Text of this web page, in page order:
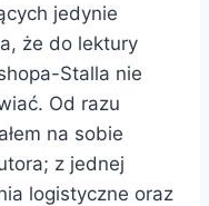
jedynie
że do lektury
Stalla nie
Od razu
na sobie
z jednej
logistyczne oraz